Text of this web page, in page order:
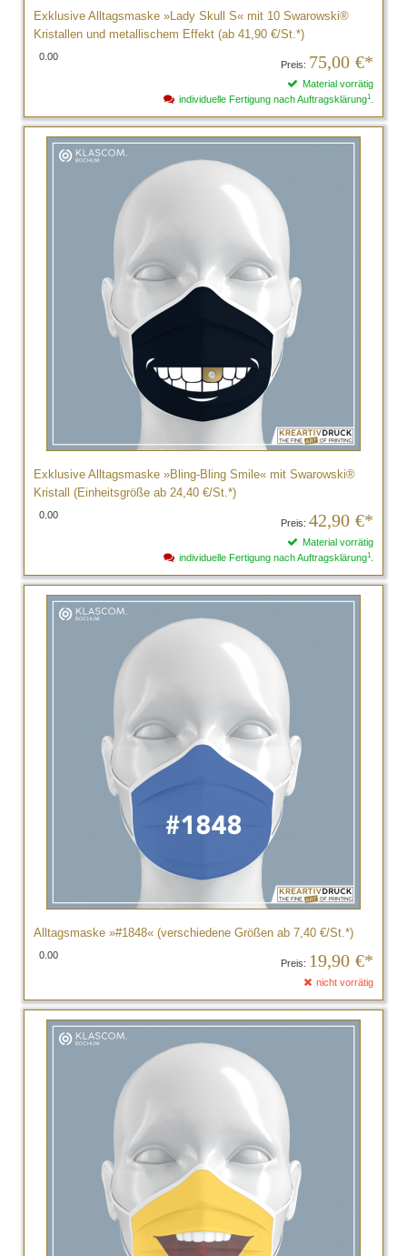
Exklusive Alltagsmaske »Lady Skull S« mit 10 Swarowski®
Kristallen und metallischem Effekt (ab 41,90 €/St.*)
0.00
Preis: 75,00 €*
Material vorrätig
individuelle Fertigung nach Auftragsklärung1
Exklusive Alltagsmaske »Bling-Bling Smile« mit Swarowski®
Kristall (Einheitsgröße ab 24,40 €/St.*)
0.00
Preis: 42,90 €*
Material vorrätig
individuelle Fertigung nach Auftragsklärung1
Alltagsmaske »#1848« (verschiedene Größen ab 7,40 €/St.*)
0.00
Preis: 19,90 €*
nicht vorrätig